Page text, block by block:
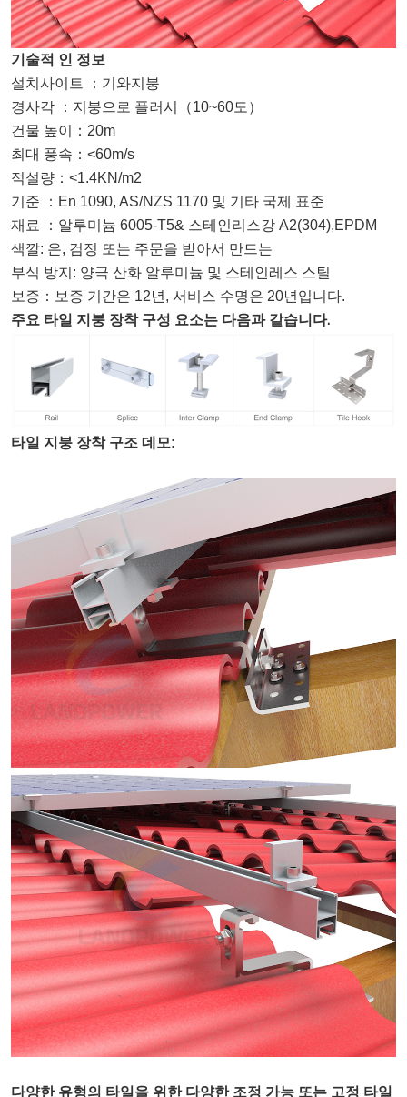
기술적 인 정보
설치사이트
： 기와지붕
경사각
： 지붕으로 플러시 （10~60도 ）
건물 높이
： 20m
최대 풍속 ： <60m/s
적설량 ： <1.4KN/m2
기준
： En 1090, AS/NZS 1170 및 기타 국제 표준
재료
： 알루미늄 6005-T5& 스테인리스강 A2(304),EPDM
색깔: 은, 검정 또는 주문을 받아서 만드는
부식 방지: 양극 산화 알루미늄 및 스테인레스 스틸
보증 ： 보증 기간은 12년, 서비스 수명은 20년입니다.
주요 타일 지붕 장착 구성 요소는 다음과 같습니다.
타일 지붕 장착 구조 데모:
다양한 유형의 타일을 위한 다양한 조정 가능 또는 고정 타일